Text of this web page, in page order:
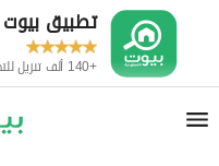
تطبيق بيوت
+140 ألف تنزيل للتطبيق